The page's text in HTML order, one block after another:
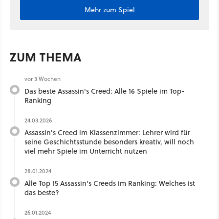
Mehr zum Spiel
ZUM THEMA
vor 3 Wochen
Das beste Assassin's Creed: Alle 16 Spiele im Top-
Ranking
24.03.2026
Assassin's Creed im Klassenzimmer: Lehrer wird für
seine Geschichtsstunde besonders kreativ, will noch
viel mehr Spiele im Unterricht nutzen
28.01.2024
Alle Top 15 Assassin's Creeds im Ranking: Welches ist
das beste?
26.01.2024